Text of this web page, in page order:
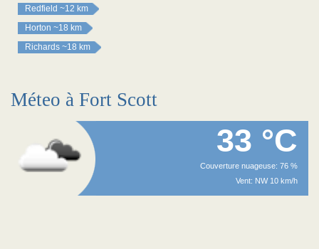
Redfield ~12 km
Horton ~18 km
Richards ~18 km
Méteo à Fort Scott
33 °C
Couverture nuageuse: 76 %
Vent: NW 10 km/h